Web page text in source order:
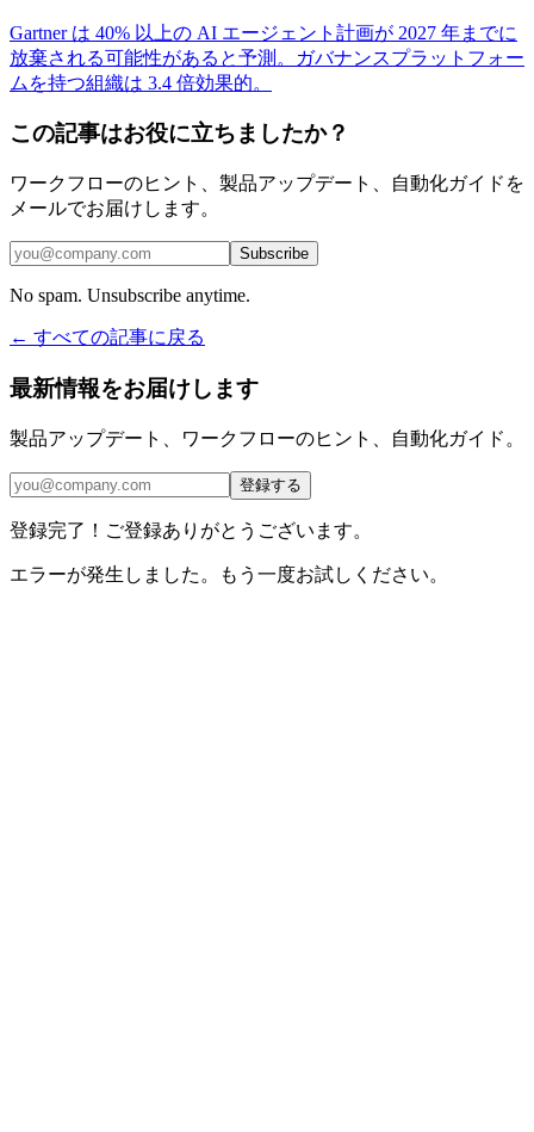
Gartner は 40% 以上の AI エージェント計画が 2027 年までに
放棄される可能性があると予測。ガバナンスプラットフォー
ムを持つ組織は 3.4 倍効果的。
この記事はお役に立ちましたか？
ワークフローのヒント、製品アップデート、自動化ガイドを
メールでお届けします。
Subscribe
No spam. Unsubscribe anytime.
← すべての記事に戻る
最新情報をお届けします
製品アップデート、ワークフローのヒント、自動化ガイド。
登録する
登録完了！ご登録ありがとうございます。
エラーが発生しました。もう一度お試しください。